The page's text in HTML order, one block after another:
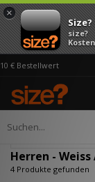
×
Size?
size?
€ Bestellwert
Home Herren
Herren -
4 Produkte gefunden